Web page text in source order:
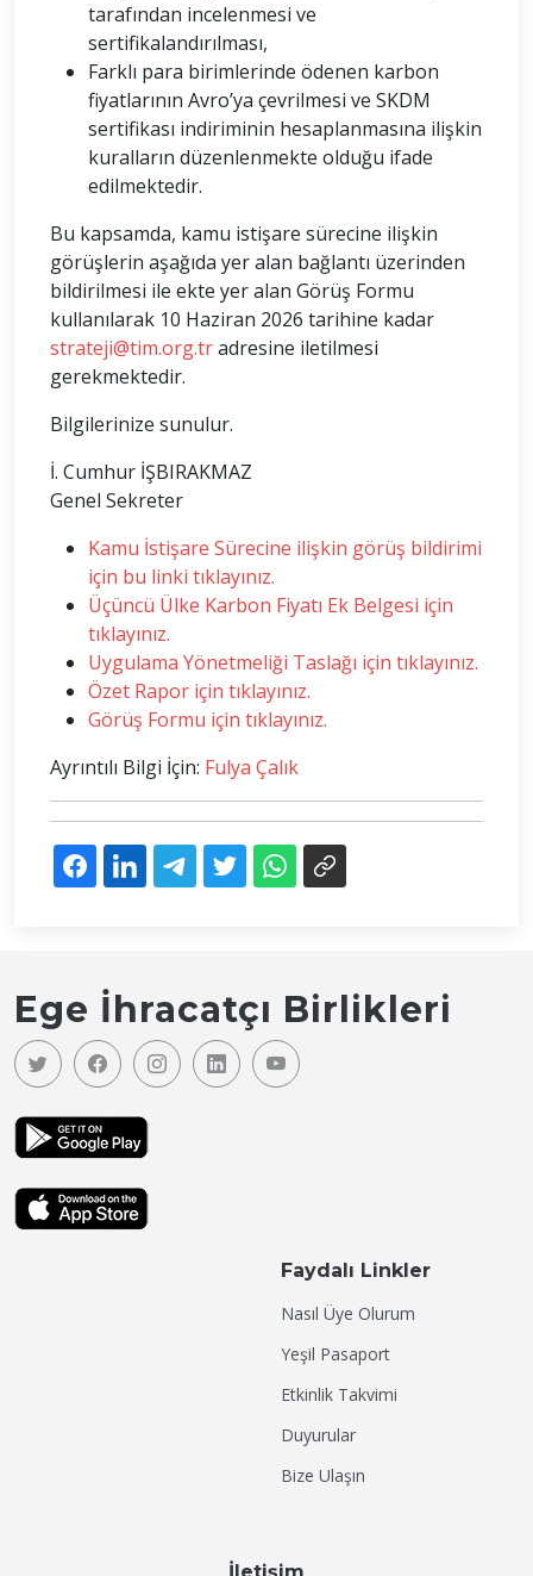
tarafından incelenmesi ve
sertifikalandırılması,
Farklı para birimlerinde ödenen karbon
fiyatlarının Avro’ya çevrilmesi ve SKDM
sertifikası indiriminin hesaplanmasına ilişkin
kuralların düzenlenmekte olduğu ifade
edilmektedir.
Bu kapsamda, kamu istişare sürecine ilişkin
görüşlerin aşağıda yer alan bağlantı üzerinden
bildirilmesi ile ekte yer alan Görüş Formu
kullanılarak 10 Haziran 2026 tarihine kadar
strateji@tim.org.tradresine iletilmesi
gerekmektedir.
Bilgilerinize sunulur.
İ. Cumhur İŞBIRAKMAZ
Genel Sekreter
Kamu İstişare Sürecine ilişkin görüş bildirimi
için bu linki tıklayınız.
Üçüncü Ülke Karbon Fiyatı Ek Belgesi için
tıklayınız.
Uygulama Yönetmeliği Taslağı için tıklayınız.
Özet Rapor için tıklayınız.
Görüş Formu için tıklayınız.
Ayrıntılı Bilgi İçin: Fulya Çalık
Ege İhracatçı Birlikleri
Faydalı Linkler
Nasıl Üye Olurum
Yeşil Pasaport
Etkinlik Takvimi
Duyurular
Bize Ulaşın